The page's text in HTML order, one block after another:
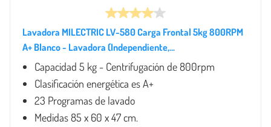
Lavadora MILECTRIC LV-580 Carga Frontal 5kg 800RPM
A+ Blanco - Lavadora (Independiente,...
Capacidad 5 kg - Centrifugación de 800rpm
Clasificación energética es A+
23 Programas de lavado
Medidas 85 x 60 x 47 cm.